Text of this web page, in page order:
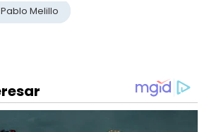
Pablo Melillo